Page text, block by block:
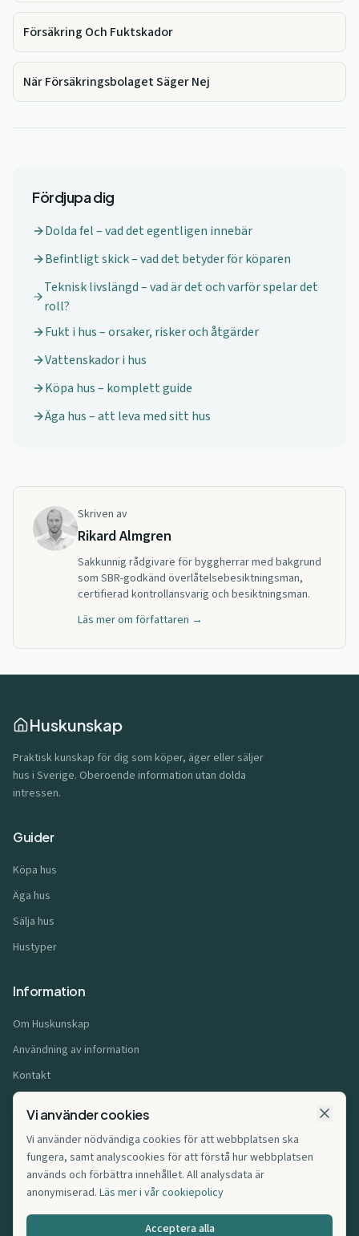
Försäkring Och Fuktskador
När Försäkringsbolaget Säger Nej
Fördjupa dig
Dolda fel – vad det egentligen innebär
Befintligt skick – vad det betyder för köparen
Teknisk livslängd – vad är det och varför spelar det
roll?
Fukt i hus – orsaker, risker och åtgärder
Vattenskador i hus
Köpa hus – komplett guide
Äga hus – att leva med sitt hus
Skriven av
Rikard Almgren
Sakkunnig rådgivare för byggherrar med bakgrund
som SBR-godkänd överlåtelsebesiktningsman,
certifierad kontrollansvarig och besiktningsman.
Läs mer om författaren →
Huskunskap
Praktisk kunskap för dig som köper, äger eller säljer
hus i Sverige. Oberoende information utan dolda
intressen.
Guider
Köpa hus
Äga hus
Sälja hus
Hustyper
Information
Om Huskunskap
Användning av information
Kontakt
Användarvillkor
Cookiepolicy
Affiliatepolicy
Cookie-inställningar
Vi använder cookies
Vi använder nödvändiga cookies för att webbplatsen ska
fungera, samt analyscookies för att förstå hur webbplatsen
används och förbättra innehållet. All analysdata är
anonymiserad. Läs mer i vår cookiepolicy
Acceptera alla